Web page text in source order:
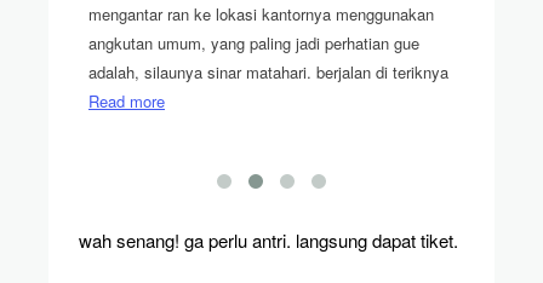
mengantar ran ke lokasi kantornya menggunakan
angkutan umum, yang paling jadi perhatian gue
adalah, silaunya sinar matahari. berjalan di teriknya
Read more
wah senang! ga perlu antri. langsung dapat tiket.